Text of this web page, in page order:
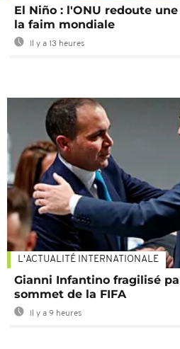
El Niño : l'ONU redoute
la faim mondiale
Il y a 13 heures
L'ACTUALITÉ INTERNATIONALE
Gianni Infantino fragilisé
sommet de la FIFA
Il y a 9 heures